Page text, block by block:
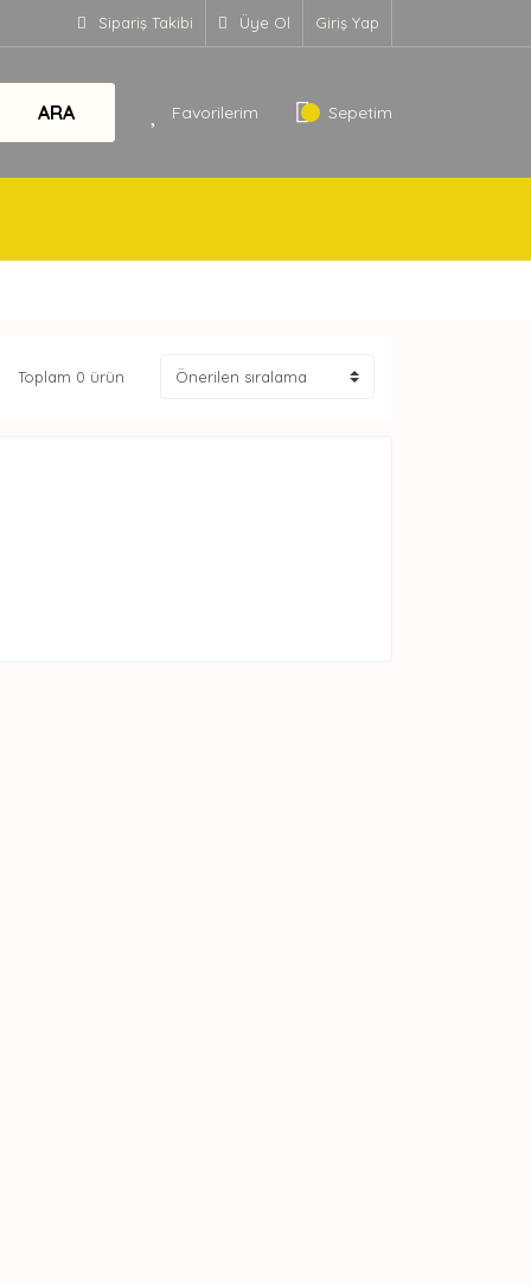
Sipariş Takibi Üye Ol Giriş Yap
ARA Favorilerim Sepetim
Toplam 0 ürün